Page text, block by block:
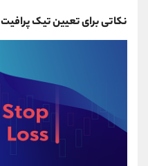
نکاتی برای تعیین تیک پرافیت